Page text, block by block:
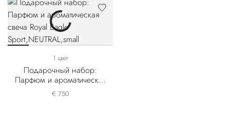
1 цвет
Подарочный набор:
Парфюм и ароматическая
свеча Royal Eagle Sport
€ 750